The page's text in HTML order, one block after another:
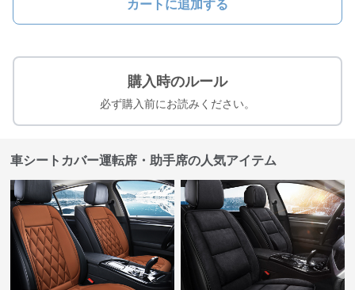
カートに追加する
購入時のルール
必ず購入前にお読みください。
車シートカバー運転席・助手席の人気アイテム